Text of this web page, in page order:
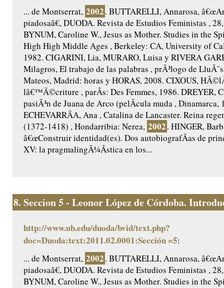
... de Montserrat, 2002. BUTTARELLI, Annarosa,
piadosaâ€, DUODA. Revista de Estudios Feministas ,
BYNUM, Caroline W., Jesus as Mother. Studies in the
High High Middle Ages , Berkeley: CA, University of
1982. CIGARINI, Lia, MURARO, Luisa y RIVERA
Milagros, El trabajo de las palabras , prÃ³logo de
Mateos, Madrid: horas y HORAS, 2008. CIXOUS,
lâ€™Ã©criture , parÃ­s: Des Femmes, 1986. DREYER,
pasiÃ³n de Juana de Arco (pelÃ­cula muda , Dinamarca,
ECHEVARRÃA, Ana , Catalina de Lancaster. Reina
(1372-1418) , Hondarribia: Nerea, 2002. HINGER,
â€œConstruir identidad(es). Dos autobiografÃ­as de
XV: la pragmalingÃ¼Ã­stica en los...
8. Seccion 5 - Leonor López de Córdoba.
http://www.ub.edu/duoda/bvid/text.php?
doc=Duoda:text:2011.02.0001:Sección =5:
... de Montserrat, 2002. BUTTARELLI, Annarosa,
piadosaâ€, DUODA. Revista de Estudios Feministas ,
BYNUM, Caroline W., Jesus as Mother. Studies in the